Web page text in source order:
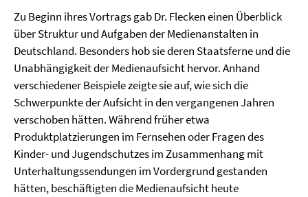
Zu Beginn ihres Vortrags gab Dr. Flecken einen Überblick
über Struktur und Aufgaben der Medienanstalten in
Deutschland. Besonders hob sie deren Staatsferne und die
Unabhängigkeit der Medienaufsicht hervor. Anhand
verschiedener Beispiele zeigte sie auf, wie sich die
Schwerpunkte der Aufsicht in den vergangenen Jahren
verschoben hätten. Während früher etwa
Produktplatzierungen im Fernsehen oder Fragen des
Kinder- und Jugendschutzes im Zusammenhang mit
Unterhaltungssendungen im Vordergrund gestanden
hätten, beschäftigten die Medienaufsicht heute